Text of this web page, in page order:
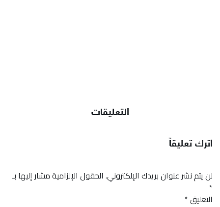
التعليقات
اترك تعليقاً
لن يتم نشر عنوان بريدك الإلكتروني. الحقول الإلزامية مشار إليها بـ
*
التعليق*